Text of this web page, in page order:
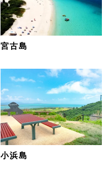
宮古島
小浜島